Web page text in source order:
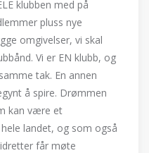
klubben med på
pluss nye
omgivelser, vi skal
Vi er EN klubb, og
tak. En annen
å spire. Drømmen
kan være et
landet, og som også
får møte